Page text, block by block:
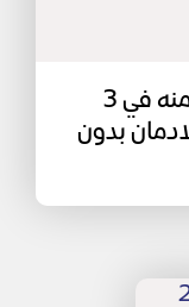
علاج ادمان القات والتحرر منه في 3
بدون